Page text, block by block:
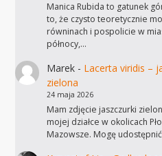
Manica Rubida to gatunek
to, że czysto teoretycznie
równinach i pospolicie w
północy,…
Marek- Lacerta viridis –
zielona
24 maja 2026
Mam zdjęcie jaszczurki
mojej działce w okolicach
Mazowsze. Mogę